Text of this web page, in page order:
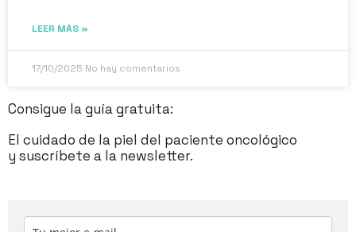
LEER MÁS »
17/10/2025 No hay comentarios
Consigue la guía gratuita:
El cuidado de la piel del paciente oncológico
y suscríbete a la newsletter.